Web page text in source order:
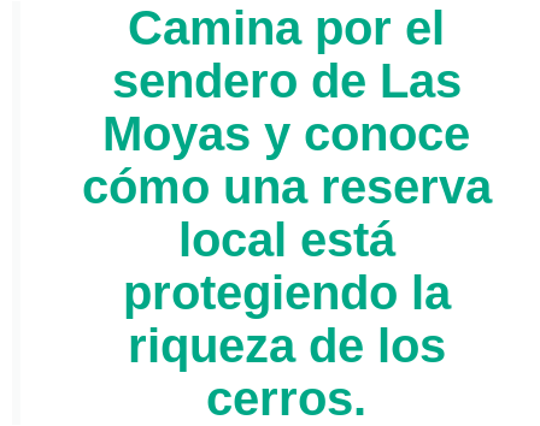
Camina por el
sendero de Las
Moyas y conoce
cómo una reserva
local está
protegiendo la
riqueza de los
cerros.